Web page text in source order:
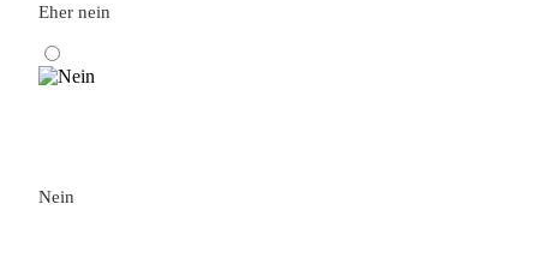
Eher nein
Nein